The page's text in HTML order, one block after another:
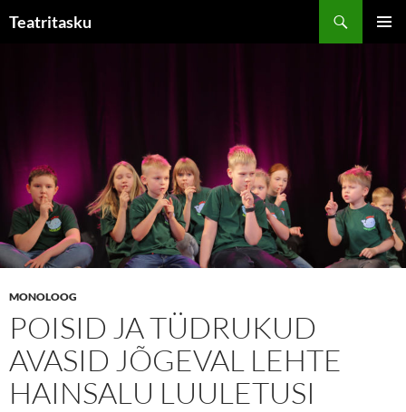
sisu
Teatritasku
MONOLOOG
POISID JA TÜDRUKUD
AVASID JÕGEVAL LEHTE
HAINSALU LUULETUSI